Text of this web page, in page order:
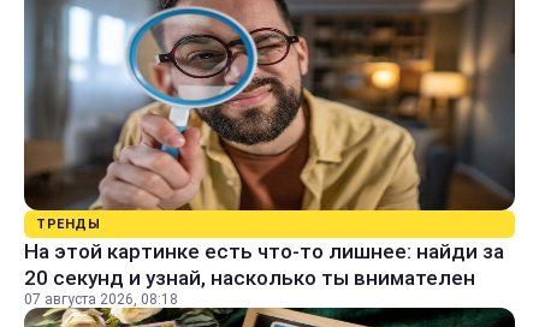
ТРЕНДЫ
На этой картинке есть что-то лишнее: найди за
20 секунд и узнай, насколько ты внимателен
07 августа 2026, 08:18